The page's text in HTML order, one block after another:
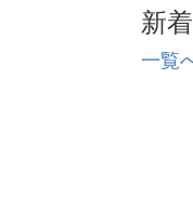
新着
一覧